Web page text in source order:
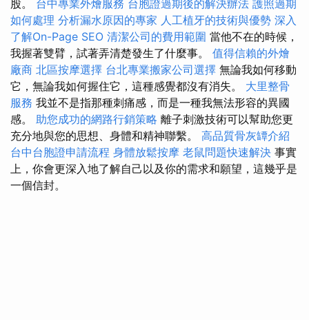
股。 台中專業外燴服務 台胞證過期後的解決辦法 護照過期
如何處理 分析漏水原因的專家 人工植牙的技術與優勢 深入
了解On-Page SEO 清潔公司的費用範圍 當他不在的時候，
我握著雙臂，試著弄清楚發生了什麼事。 值得信賴的外燴
廠商 北區按摩選擇 台北專業搬家公司選擇 無論我如何移動
它，無論我如何握住它，這種感覺都沒有消失。 大里整骨
服務 我並不是指那種刺痛感，而是一種我無法形容的異國
感。 助您成功的網路行銷策略 離子刺激技術可以幫助您更
充分地與您的思想、身體和精神聯繫。 高品質骨灰罈介紹
台中台胞證申請流程 身體放鬆按摩 老鼠問題快速解決 事實
上，你會更深入地了解自己以及你的需求和願望，這幾乎是
一個信封。